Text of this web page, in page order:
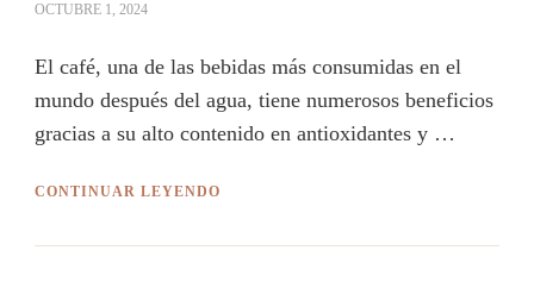
OCTUBRE 1, 2024
El café, una de las bebidas más consumidas en el
mundo después del agua, tiene numerosos beneficios
gracias a su alto contenido en antioxidantes y …
CONTINUAR LEYENDO